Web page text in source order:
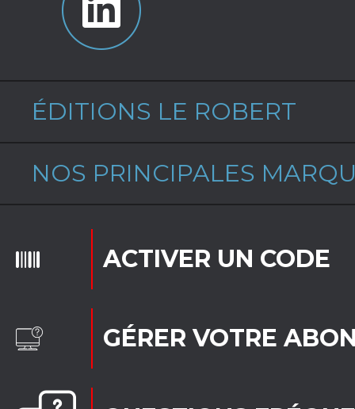
ÉDITIONS LE ROBERT
NOS PRINCIPALES
ACTIVER UN CODE
GÉRER VOTRE